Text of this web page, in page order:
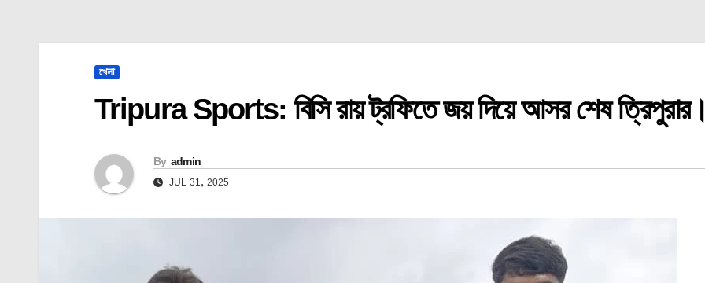
খেলা
Tripura Sports: বিসি রায় ট্রফিতে জয় দিয়ে আসর শেষ ত্রিপুরার।
By admin
JUL 31, 2025